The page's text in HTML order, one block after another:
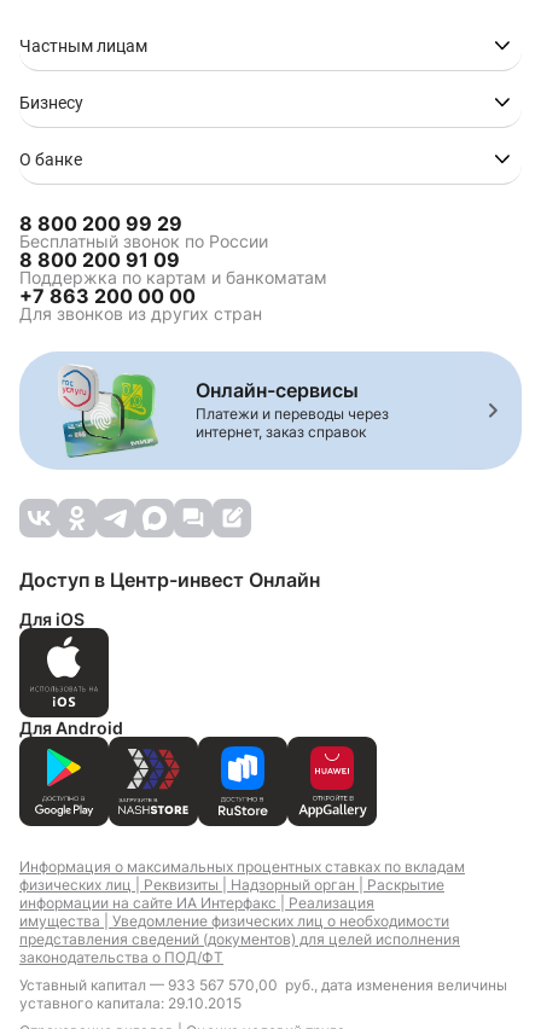
Частным лицам
Бизнесу
О банке
8 800 200 99 29
Бесплатный звонок по России
8 800 200 91 09
Поддержка по картам и банкоматам
+7 863 200 00 00
Для звонков из других стран
Онлайн-сервисы
Платежи и переводы через
интернет, заказ справок
Доступ в Центр-инвест Онлайн
Для iOS
Для Android
Информация о максимальных процентных ставках по вкладам
физических лиц | Реквизиты | Надзорный орган | Раскрытие
информации на сайте ИА Интерфакс | Реализация
имущества | Уведомление физических лиц о необходимости
представления сведений (документов) для целей исполнения
законодательства о ПОД/ФТ
Уставный капитал — 933 567 570,00 руб., дата изменения величины
уставного капитала: 29.10.2015